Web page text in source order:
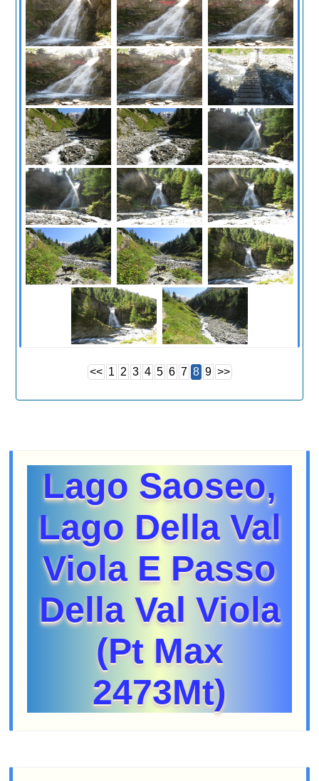
<< 1 2 3 4 5 6 7 8 9 >>
Lago Saoseo,
Lago Della Val
Viola E Passo
Della Val Viola
(Pt Max
2473Mt)